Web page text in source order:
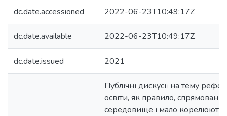
dc.date.accessioned 2022-06-23T10:49:17Z
dc.date.available 2022-06-23T10:49:17Z
dc.date.issued 2021
Публічні дискусії на тему
освіти, як правило, спрямовані
середовище і мало